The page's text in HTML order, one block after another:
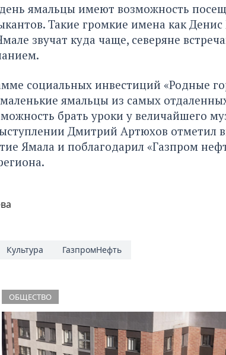
ямальцы имеют возможность
Такие громкие имена как
звучат куда чаще, северяне
социальных инвестиций «Родные
ямальцы из самых
брать уроки у величайшего
Дмитрий Артюхов отметил
Ямала и поблагодарил «Газпром
Культура ГазпромНефть
ОБЩЕСТВО